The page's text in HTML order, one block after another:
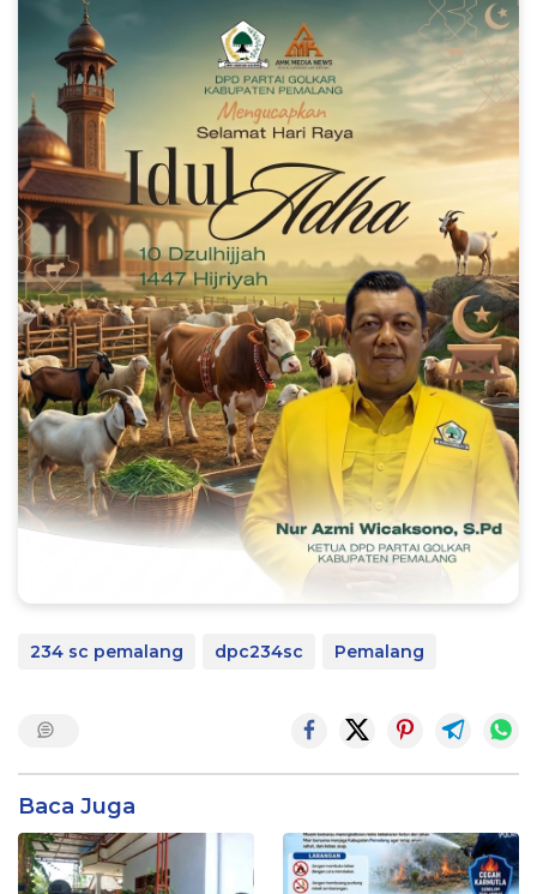
234 sc pemalang dpc234sc Pemalang
Baca Juga